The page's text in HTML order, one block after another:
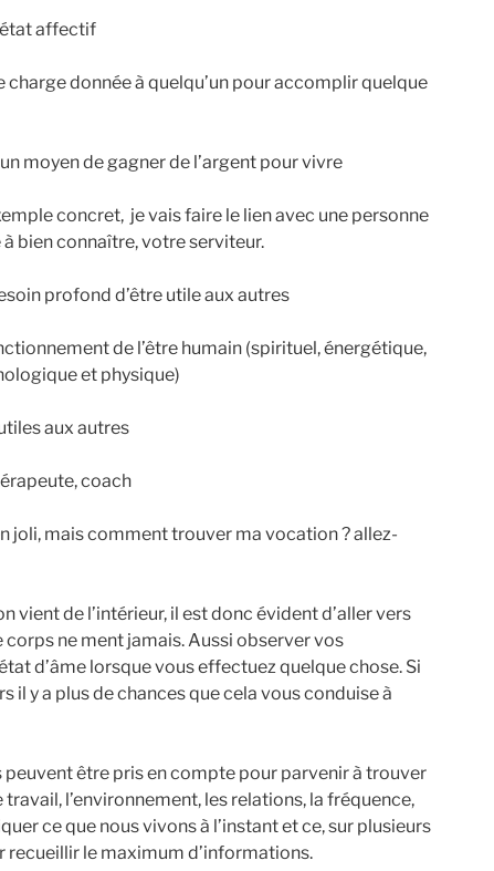
état affectif
charge donnée à quelqu’un pour accomplir quelque
moyen de gagner de l’argent pour vivre
concret, je vais faire le lien avec une personne
bien connaître, votre serviteur.
profond d’être utile aux autres
de l’être humain (spirituel, énergétique,
et physique)
aux autres
coach
joli, mais comment trouver ma vocation ? allez-
vient de l’intérieur, il est donc évident d’aller vers
ne ment jamais. Aussi observer vos
d’âme lorsque vous effectuez quelque chose. Si
il y a plus de chances que cela vous conduise à
peuvent être pris en compte pour parvenir à trouver
l’environnement, les relations, la fréquence,
ce que nous vivons à l’instant et ce, sur plusieurs
recueillir le maximum d’informations.